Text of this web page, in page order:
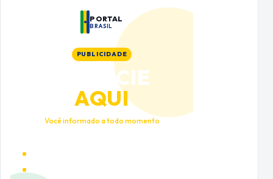
PORTAL
BRASIL
PUBLICIDADE
ANUNCIE
AQUI
Você informado a todo momento